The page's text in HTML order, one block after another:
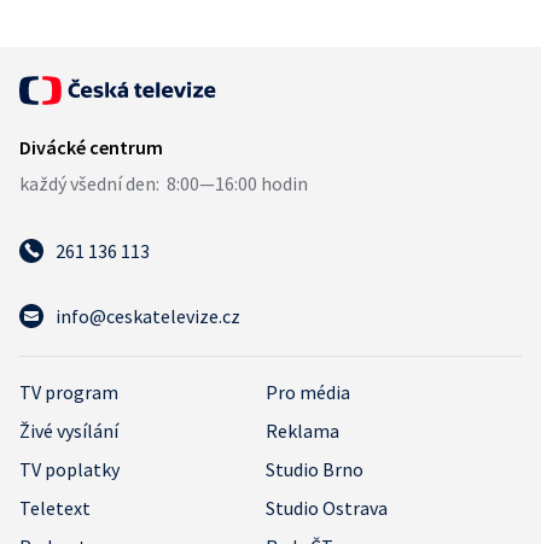
261 136 113
info@ceskatelevize.cz
TV program
Pro média
Živé vysílání
Reklama
TV poplatky
Studio Brno
Teletext
Studio Ostrava